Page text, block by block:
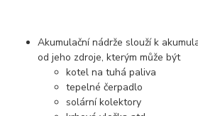
Akumulační nádrže slouží k
od jeho zdroje, kterým může být
kotel na tuhá paliva
tepelné čerpadlo
solární kolektory